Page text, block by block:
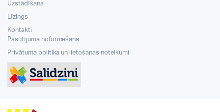
Uzstādīšana
Līzings
Kontakti
Pasūtījuma noformēšana
Privātuma politika un lietošanas noteikumi